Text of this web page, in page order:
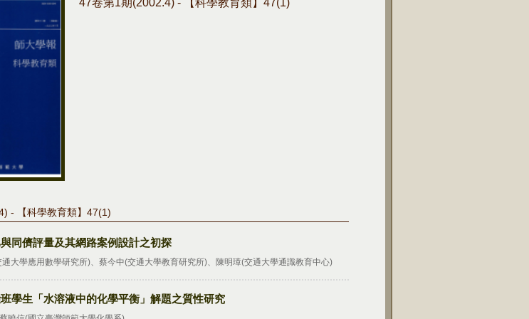
47卷第1期(2002.4) - 【科學教育類】47(1)
- 【科學教育類】47(1)
同儕評量及其網路案例設計之初探
大學應用數學研究所)、蔡今中(交通大學教育研究所)、陳明璋(交通大學通識教育中心)
學生「水溶液中的化學平衡」解題之質性研究